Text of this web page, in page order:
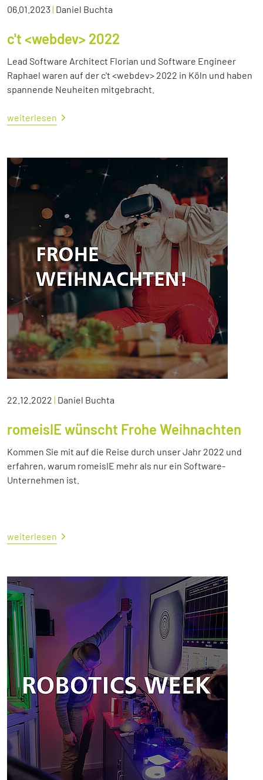
06.01.2023| Daniel Buchta
c't <webdev> 2022
Lead Software Architect Florian und Software Engineer
Raphael waren auf der c't <webdev> 2022 in Köln und haben
spannende Neuheiten mitgebracht.
weiterlesen
22.12.2022 | Daniel Buchta
romeisIE wünscht Frohe Weihnachten
Kommen Sie mit auf die Reise durch unser Jahr 2022 und
erfahren, warum romeisIE mehr als nur ein Software-
Unternehmen ist.
weiterlesen